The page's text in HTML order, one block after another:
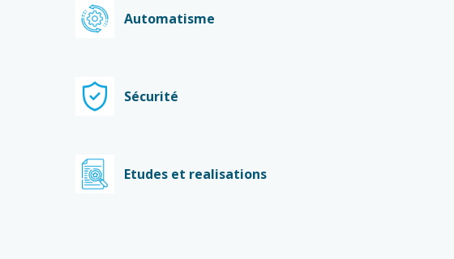
Automatisme
Sécurité
Etudes et realisations